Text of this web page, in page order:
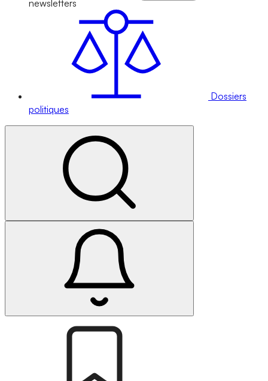
newsletters
Dossiers
politiques